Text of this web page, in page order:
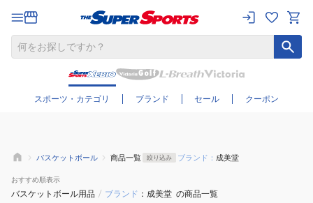
スポーツ・カテゴリ ブランド セール クーポン
さらに絞り込む
バスケットボール 商品一覧 絞り込み ブランド： 成美堂
おすすめ順表示
バスケットボール用品 / ブランド 成美堂 の商品一覧